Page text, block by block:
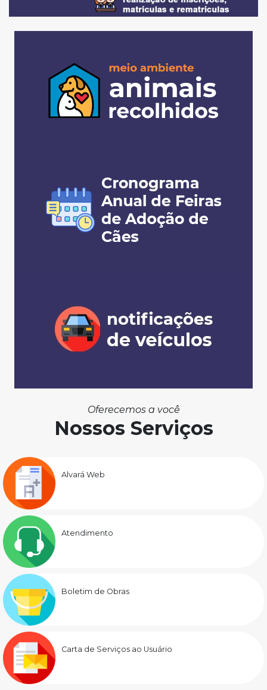
Oferecemos a você
Nossos Serviços
Alvará Web
Atendimento
Boletim de Obras
Carta de Serviços ao Usuário